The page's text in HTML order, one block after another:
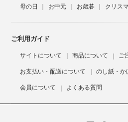
母の日 お中元 お歳暮 クリス
ご利用ガイド
サイトについて 商品について ご
お支払い・配送について のし紙・か
会員について よくある質問